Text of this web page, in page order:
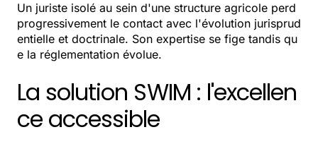
Un juriste isolé au sein d'une structure agricole perd
progressivement le contact avec l'évolution jurisprud
entielle et doctrinale. Son expertise se fige tandis qu
e la réglementation évolue.
La solution SWIM : l'excellen
ce accessible